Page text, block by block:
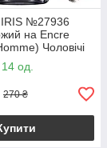
№27936
на Encre
Чоловічі
14 од.
270 ₴